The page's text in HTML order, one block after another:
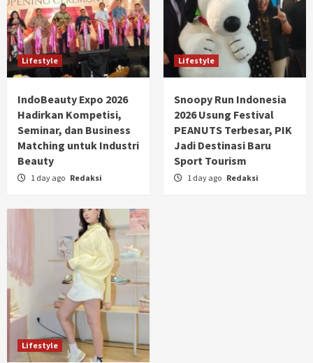
Lifestyle
IndoBeauty Expo 2026
Hadirkan Kompetisi,
Seminar, dan Business
Matching untuk Industri
Beauty
1 day ago Redaksi
Lifestyle
Snoopy Run Indonesia
2026 Usung Festival
PEANUTS Terbesar, PIK
Jadi Destinasi Baru
Sport Tourism
1 day ago Redaksi
Lifestyle